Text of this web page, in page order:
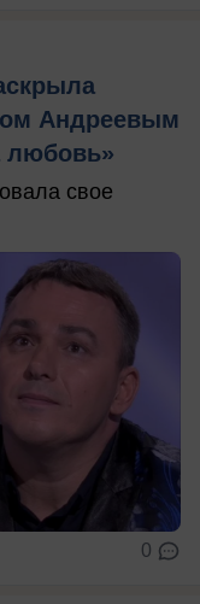
Андреевым
любовь»
свое
0